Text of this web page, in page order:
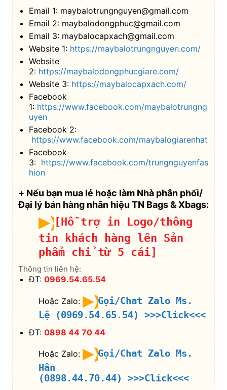
Email 1: maybalotrungnguyen@gmail.com
Email 2: maybalodongphuc@gmail.com
Email 3: maybalocapxach@gmail.com
Website 1: https://maybalotrungnguyen.com/
Website
2: https://maybalodongphucgiare.com/
Website 3: https://maybalocapxach.com/
Facebook
1: https://www.facebook.com/maybalotrungng
uyen
Facebook 2:
https://www.facebook.com/maybalogiarenhat
Facebook
3: https://www.facebook.com/trungnguyenfas
hion
+ Nếu bạn mua lẻ hoặc làm Nhà phân phối/
Đại lý bán hàng nhãn hiệu TN Bags & Xbags:
[Hỗ trợ in Logo/thông
tin khách hàng lên Sản
phẩm chỉ từ 5 cái]
Thông tin liên hệ:
ĐT: 0969.54.65.54
Hoặc Zalo:
Gọi/Chat Zalo Ms.
Lệ (0969.54.65.54)
>>>Click<<<
ĐT: 0898 44 70 44
Hoặc Zalo:
Gọi/Chat Zalo Ms.
Hân
(0898.44.70.44)
>>>Click<<<